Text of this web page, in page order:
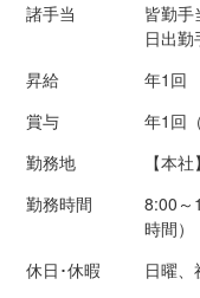
諸手当
皆勤手
日出勤
昇給
年1回
賞与
年1回
勤務地
【本
勤務時間
8:00～
時間）
休日･休暇
日曜、